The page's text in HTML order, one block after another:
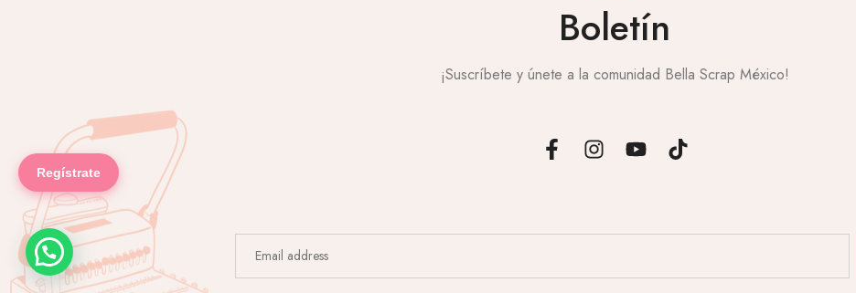
Boletín
¡Suscríbete y únete a la comunidad Bella Scrap México!
Regístrate